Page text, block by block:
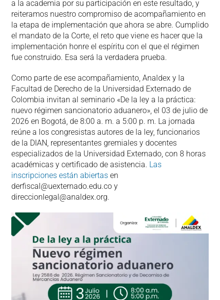
a la academia por su participación en este resultado, y
reiteramos nuestro compromiso de acompañamiento en
la etapa de implementación que ahora se abre. Cumplido
el mandato de la Corte, el reto que viene es hacer que la
implementación honre el espíritu con el que el régimen
fue construido. Esa será la verdadera prueba.
Como parte de ese acompañamiento, Analdex y la
Facultad de Derecho de la Universidad Externado de
Colombia invitan al seminario «De la ley a la práctica:
nuevo régimen sancionatorio aduanero», el 03 de julio de
2026 en Bogotá, de 8:00 a. m. a 5:00 p. m. La jornada
reúne a los congresistas autores de la ley, funcionarios
de la DIAN, representantes gremiales y docentes
especializados de la Universidad Externado, con 8 horas
académicas y certificado de asistencia. Las
inscripciones están abiertasen
derfiscal@uexternado.edu.co y
direccionlegal@analdex.org.